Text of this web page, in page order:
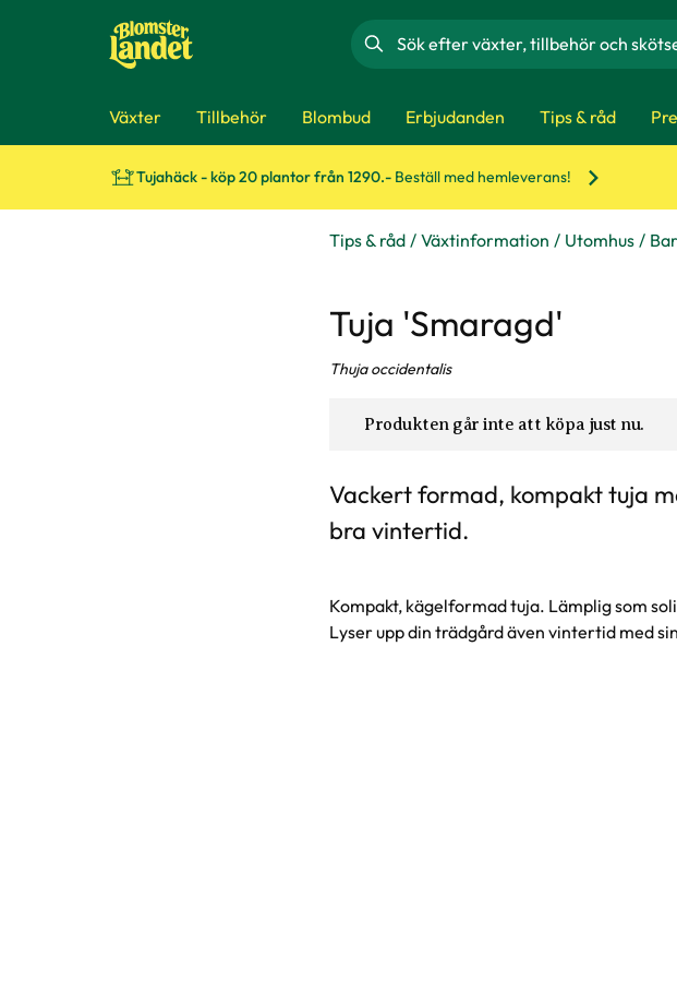
Sök
Växter Tillbehör Blombud Erbjudanden Tips & råd
Tujahäck - köp 20 plantor från 1290.- Beställ med hemleverans!
Tips & råd Växtinformation Utomhus
Tuja 'Smaragd'
Thuja occidentalis
Produkten går inte att köpa just nu.
Vackert formad, kompakt tuja
bra vintertid.
Kompakt, kägelformad tuja. Lämplig som
Lyser upp din trädgård även vintertid med